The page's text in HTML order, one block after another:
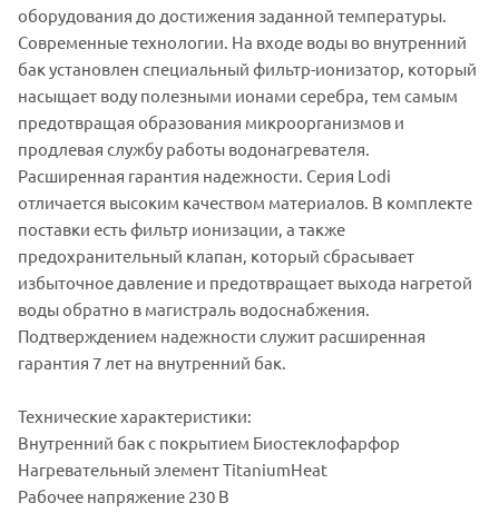
оборудования до достижения заданной температуры.
Современные технологии. На входе воды во внутренний
бак установлен специальный фильтр-ионизатор, который
насыщает воду полезными ионами серебра, тем самым
предотвращая образования микроорганизмов и
продлевая службу работы водонагревателя.
Расширенная гарантия надежности. Серия Lodi
отличается высоким качеством материалов. В комплекте
поставки есть фильтр ионизации, а также
предохранительный клапан, который сбрасывает
избыточное давление и предотвращает выхода нагретой
воды обратно в магистраль водоснабжения.
Подтверждением надежности служит расширенная
гарантия 7 лет на внутренний бак.
Технические характеристики:
Внутренний бак с покрытием Биостеклофарфор
Нагревательный элемент TitaniumHeat
Рабочее напряжение 230 В